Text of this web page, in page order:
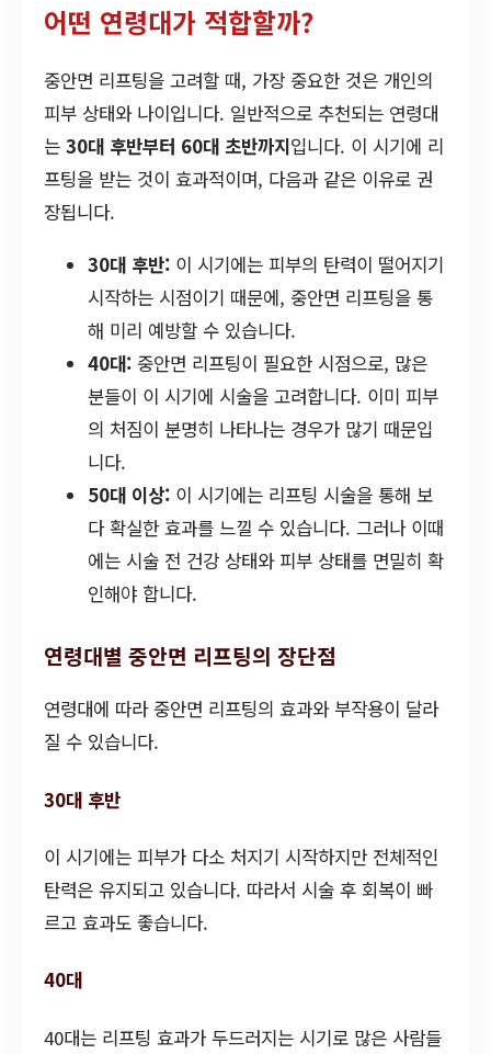
어떤 연령대가 적합할까?
중안면 리프팅을 고려할 때, 가장 중요한 것은 개인의
피부 상태와 나이입니다. 일반적으로 추천되는 연령대
는 30대 후반부터 60대 초반까지입니다. 이 시기에 리
프팅을 받는 것이 효과적이며, 다음과 같은 이유로 권
장됩니다.
30대 후반: 이 시기에는 피부의 탄력이 떨어지기
시작하는 시점이기 때문에, 중안면 리프팅을 통
해 미리 예방할 수 있습니다.
40대: 중안면 리프팅이 필요한 시점으로, 많은
분들이 이 시기에 시술을 고려합니다. 이미 피부
의 처짐이 분명히 나타나는 경우가 많기 때문입
니다.
50대 이상: 이 시기에는 리프팅 시술을 통해 보
다 확실한 효과를 느낄 수 있습니다. 그러나 이때
에는 시술 전 건강 상태와 피부 상태를 면밀히 확
인해야 합니다.
연령대별 중안면 리프팅의 장단점
연령대에 따라 중안면 리프팅의 효과와 부작용이 달라
질 수 있습니다.
30대 후반
이 시기에는 피부가 다소 처지기 시작하지만 전체적인
탄력은 유지되고 있습니다. 따라서 시술 후 회복이 빠
르고 효과도 좋습니다.
40대
40대는 리프팅 효과가 두드러지는 시기로 많은 사람들